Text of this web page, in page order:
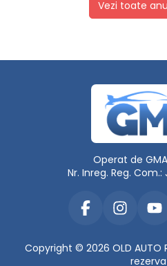
Vezi toate
Operat de GMA
Nr. Inreg. Reg. Com.:
Copyright © 2026 OLD AUTO